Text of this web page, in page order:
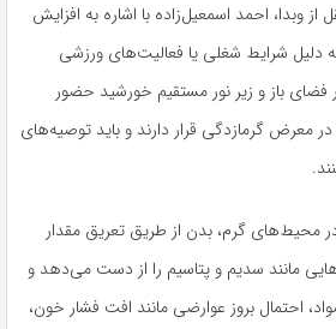
وبدا، احمد اسمعیل‌زاده با اشاره به افزایش
دلیل شرایط شغلی یا فعالیت‌های ورزشی
باز و زیر نور مستقیم خورشید حضور
معرض گرمازدگی قرار دارند و باید توصیه‌های
محیط‌های گرم، بدن از طریق تعریق مقدار
مانند سدیم و پتاسیم را از دست می‌دهد و
احتمال بروز عوارضی مانند افت فشار خون،